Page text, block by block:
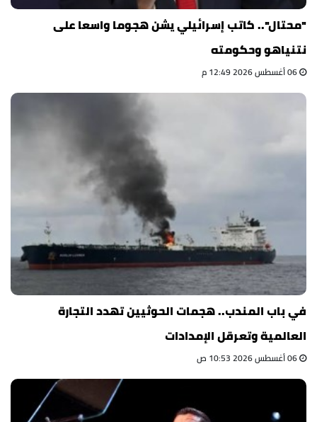
"محتال".. كاتب إسرائيلي يشن هجوما واسعا على
نتنياهو وحكومته
في باب المندب.. هجمات الحوثيين تهدد التجارة
العالمية وتعرقل الإمدادات